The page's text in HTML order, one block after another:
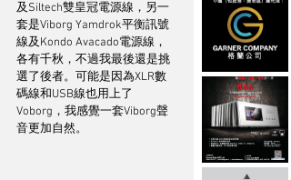
及Siltech雙皇冠電源線，另一
套是Viborg Yamdrok平衡訊號
線及Kondo Avacado電源線，
各有千秋，不過我最後還是挑
選了後者。可能是因為XLR數
碼線和USB線也用上了
Voborg，我感覺一套Viborg聲
音更加自然。